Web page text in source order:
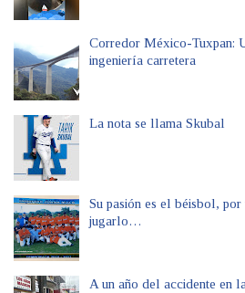
Corredor México-Tuxpan:
ingeniería carretera
La nota se llama Skubal
Su pasión es el béisbol,
jugarlo…
A un año del accidente en